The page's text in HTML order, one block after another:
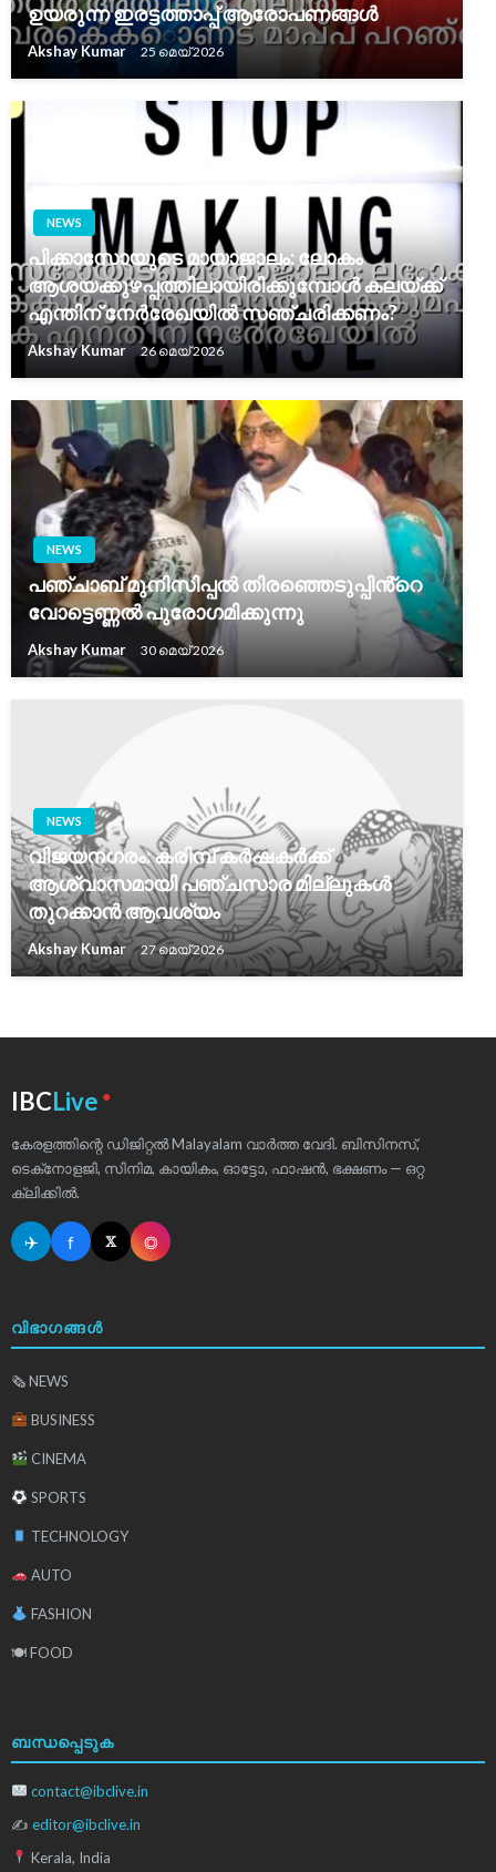
ഉയരുന്ന ഇരട്ടത്താപ്പ് ആരോപണങ്ങൾ
Akshay Kumar 25 മെയ്‌ 2026
NEWS
പിക്കാസോയുടെ മായാജാലം: ലോകം
ആശയക്കുഴപ്പത്തിലായിരിക്കുമ്പോൾ കലയ്ക്ക്
എന്തിന് നേർരേഖയിൽ സഞ്ചരിക്കണം?
Akshay Kumar 26 മെയ്‌ 2026
NEWS
പഞ്ചാബ് മുനിസിപ്പൽ തിരഞ്ഞെടുപ്പിൻ്റെ
വോട്ടെണ്ണൽ പുരോഗമിക്കുന്നു
Akshay Kumar 30 മെയ്‌ 2026
NEWS
വിജയനഗരം: കരിമ്പ് കർഷകർക്ക്
ആശ്വാസമായി പഞ്ചസാര മില്ലുകൾ
തുറക്കാൻ ആവശ്യം
Akshay Kumar 27 മെയ്‌ 2026
IBCLive ●
കേരളത്തിന്റെ ഡിജിറ്റൽ Malayalam വാർത്ത വേദി. ബിസിനസ്,
ടെക്‌നോളജി, സിനിമ, കായികം, ഓട്ടോ, ഫാഷൻ, ഭക്ഷണം — ഒറ്റ
ക്ലിക്കിൽ.
✈ f 𝕏 ◎
വിഭാഗങ്ങൾ
🗞 NEWS
BUSINESS
CINEMA
SPORTS
TECHNOLOGY
AUTO
FASHION
🍽 FOOD
ബന്ധപ്പെടുക
contact@ibclive.in
✍ editor@ibclive.in
Kerala, India